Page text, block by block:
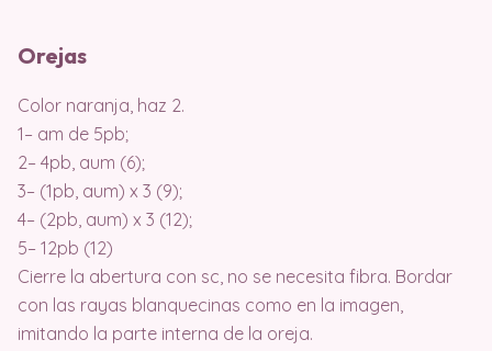
Orejas
Color naranja, haz 2.
1– am de 5pb;
2– 4pb, aum (6);
3– (1pb, aum) x 3 (9);
4– (2pb, aum) x 3 (12);
5– 12pb (12)
Cierre la abertura con sc, no se necesita fibra. Bordar
con las rayas blanquecinas como en la imagen,
imitando la parte interna de la oreja.